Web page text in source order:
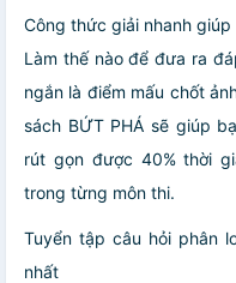
Công thức giải nhanh
Làm thế nào để đưa ra
ngắn là điểm mấu chốt
sách BỨT PHÁ sẽ giúp
rút gọn được 40% thời
trong từng môn thi.
Tuyển tập câu hỏi phân
nhất